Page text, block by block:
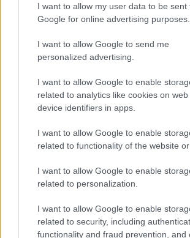
I want to allow my user data to be sent
Google for online advertising purposes.
I want to allow Google to send me
personalized advertising.
I want to allow Google to enable
related to analytics like cookies on
device identifiers in apps.
I want to allow Google to enable
related to functionality of the website or
I want to allow Google to enable
related to personalization.
I want to allow Google to enable
related to security, including
functionality and fraud prevention, and
Mohlo by vás
Električka
rohom. V
nový bytový
Veľký posun